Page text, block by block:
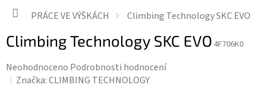
Domů
PRÁCE VE VÝŠKÁCH Climbing Technology SKC EVO
Climbing Technology SKC EVO 4F706K0
Průměrné
hodnocení
Neohodnoceno Podrobnosti hodnocení
Značka:CLIMBING TECHNOLOGY